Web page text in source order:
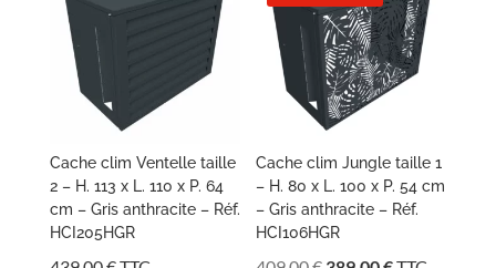
Cache clim Ventelle taille
2 – H. 113 x L. 110 x P. 64
cm – Gris anthracite – Réf.
HCI205HGR
Cache clim Jungle taille 1
– H. 80 x L. 100 x P. 54 cm
– Gris anthracite – Réf.
HCI106HGR